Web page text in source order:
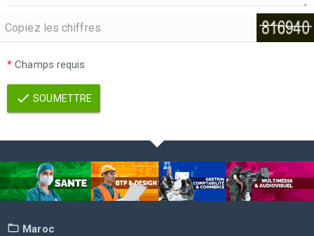
* Champs requis
SOUMETTRE
Maroc